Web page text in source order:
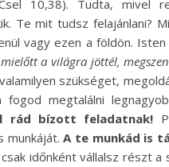
10,38). Tudta, mivel
Te mit tudsz felajánlani?
vagy ezen a földön. Isten
a világra jöttél,
szükséget,
megtalálni
rád bízott feladatnak!
munkáját.A te munkád is
időnként vállalsz részt